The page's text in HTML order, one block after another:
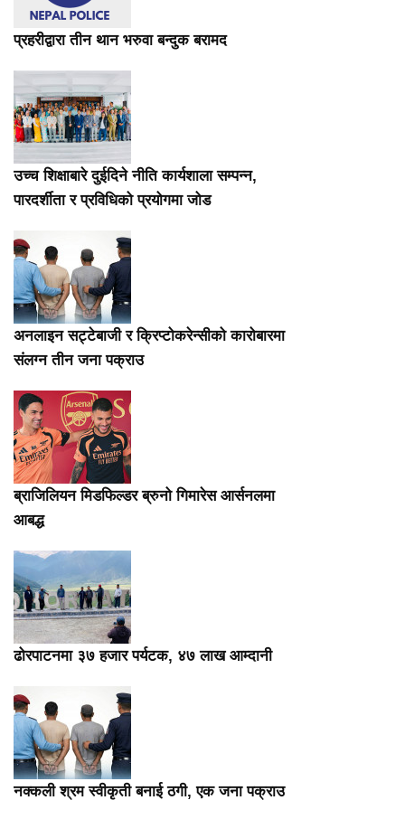
प्रहरीद्वारा तीन थान भरुवा बन्दुक बरामद
उच्च शिक्षाबारे दुईदिने नीति कार्यशाला सम्पन्न,
पारदर्शीता र प्रविधिको प्रयोगमा जोड
अनलाइन सट्टेबाजी र क्रिप्टोकरेन्सीको कारोबारमा
संलग्न तीन जना पक्राउ
ब्राजिलियन मिडफिल्डर ब्रुनो गिमारेस आर्सनलमा
आबद्ध
ढोरपाटनमा ३७ हजार पर्यटक, ४७ लाख आम्दानी
नक्कली श्रम स्वीकृती बनाई ठगी, एक जना पक्राउ